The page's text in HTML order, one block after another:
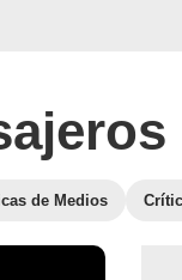
de Medios